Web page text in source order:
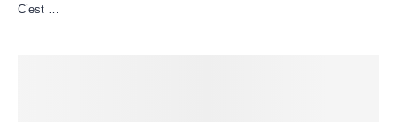
C’est …